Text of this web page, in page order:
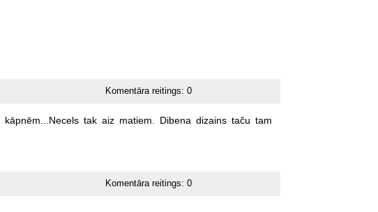
Komentāra reitings:0
kāpnēm...Necels tak aiz matiem. Dibena dizains taču tam
Komentāra reitings:0